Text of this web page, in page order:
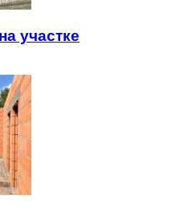
участке